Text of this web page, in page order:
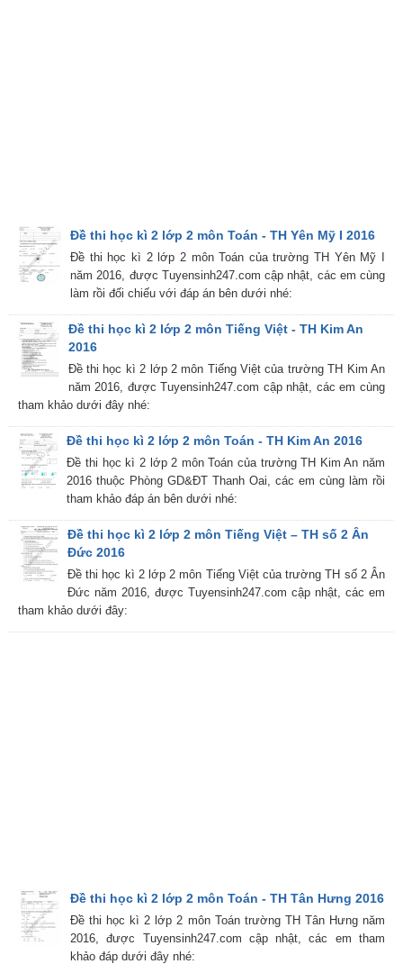
Đề thi học kì 2 lớp 2 môn Toán - TH Yên Mỹ I 2016
Đề thi học kì 2 lớp 2 môn Toán của trường TH Yên Mỹ I
năm 2016, được Tuyensinh247.com cập nhật, các em cùng
làm rồi đối chiếu với đáp án bên dưới nhé:
Đề thi học kì 2 lớp 2 môn Tiếng Việt - TH Kim An
2016
Đề thi học kì 2 lớp 2 môn Tiếng Việt của trường TH Kim An
năm 2016, được Tuyensinh247.com cập nhật, các em cùng
tham khảo dưới đây nhé:
Đề thi học kì 2 lớp 2 môn Toán - TH Kim An 2016
Đề thi học kì 2 lớp 2 môn Toán của trường TH Kim An năm
2016 thuộc Phòng GD&ĐT Thanh Oai, các em cùng làm rồi
tham khảo đáp án bên dưới nhé:
Đề thi học kì 2 lớp 2 môn Tiếng Việt – TH số 2 Ân
Đức 2016
Đề thi học kì 2 lớp 2 môn Tiếng Việt của trường TH số 2 Ân
Đức năm 2016, được Tuyensinh247.com cập nhật, các em
tham khảo dưới đây:
Đề thi học kì 2 lớp 2 môn Toán - TH Tân Hưng 2016
Đề thi học kì 2 lớp 2 môn Toán trường TH Tân Hưng năm
2016, được Tuyensinh247.com cập nhật, các em tham
khảo đáp dưới đây nhé: